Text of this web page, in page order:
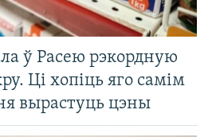
ў Расею рэкордную
Ці хопіць яго самім
вырастуць цэны